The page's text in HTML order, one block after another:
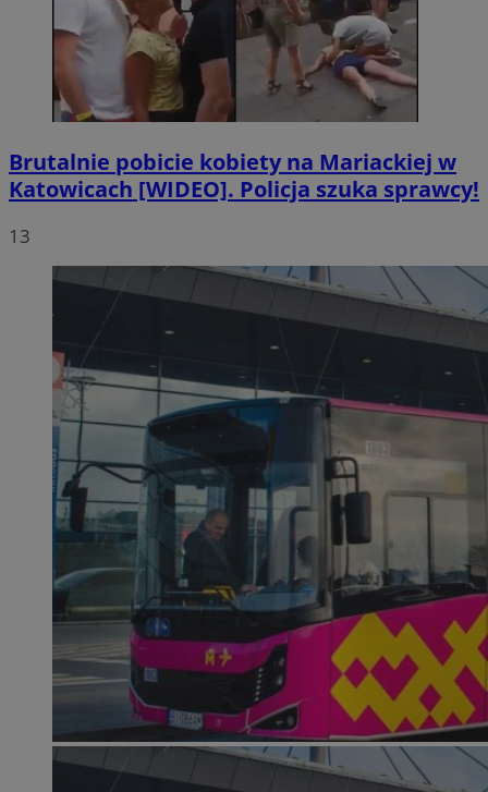
Brutalnie pobicie kobiety na Mariackiej w
Katowicach [WIDEO]. Policja szuka sprawcy!
13